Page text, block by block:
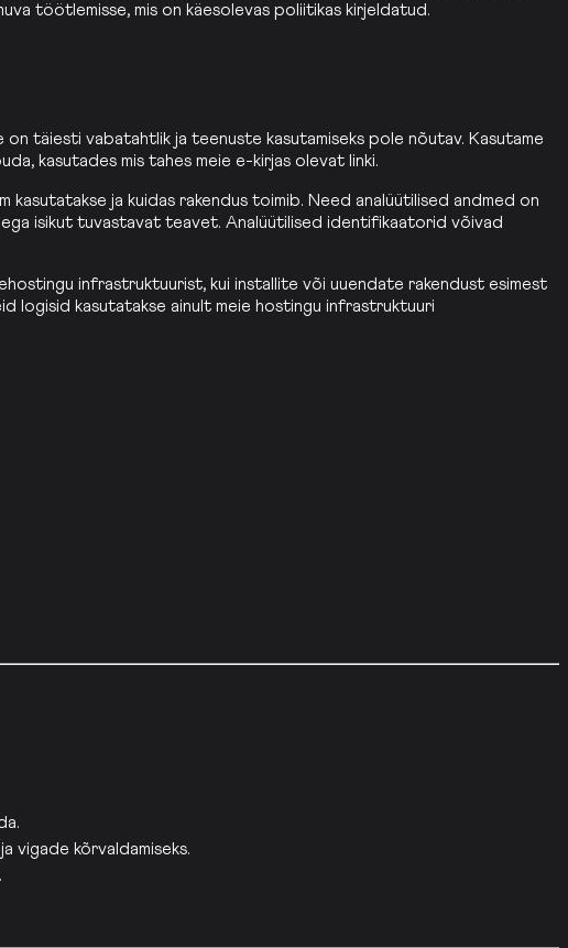
töötlemisse, mis on käesolevas poliitikas kirjeldatud.
täiesti vabatahtlik ja teenuste kasutamiseks pole nõutav. Kasutame
kasutades mis tahes meie e-kirjas olevat linki.
ja kuidas rakendus toimib. Need analüütilised andmed on
isikut tuvastavat teavet. Analüütilised identifikaatorid võivad
infrastruktuurist, kui installite või uuendate rakendust esimest
logisid kasutatakse ainult meie hostingu infrastruktuuri
vigade kõrvaldamiseks.